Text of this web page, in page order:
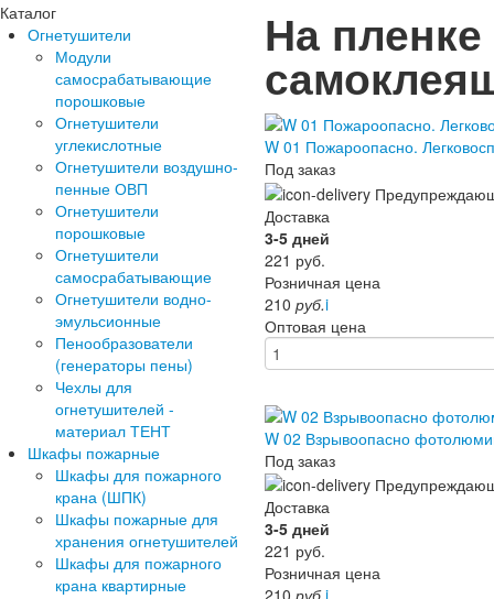
Каталог
Огнетушители
Модули
самосрабатывающие
порошковые
Огнетушители
углекислотные
Огнетушители воздушно-
пенные ОВП
Огнетушители
порошковые
Огнетушители
самосрабатывающие
Огнетушители водно-
эмульсионные
Пенообразователи
(генераторы пены)
Чехлы для
огнетушителей -
материал ТЕНТ
Шкафы пожарные
Шкафы для пожарного
крана (ШПК)
Шкафы пожарные для
хранения огнетушителей
Шкафы для пожарного
крана квартирные
На
W 01 Пожароопасно.
Под заказ
Доставка
3-5 дней
221 руб.
Розничная цена
210 руб.i
Оптовая цена
W 02 Взрывоопасно
Под заказ
Доставка
3-5 дней
221 руб.
Розничная цена